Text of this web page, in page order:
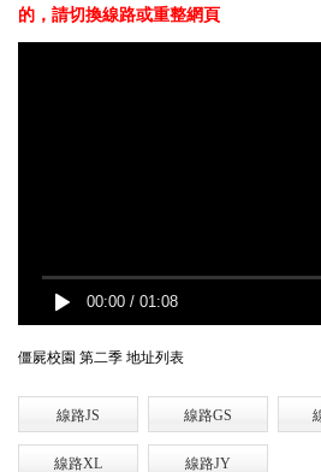
的，請切換線路或重整網頁
00:00 / 01:08
僵屍校園 第二季 地址列表
線路JS 線路GS
線路XL 線路JY